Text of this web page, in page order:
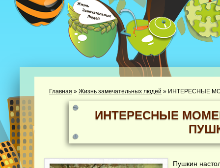
Главная » Жизнь замечательных людей » ИНТЕРЕСНЫЕ
ИНТЕРЕСНЫЕ
Пушкин